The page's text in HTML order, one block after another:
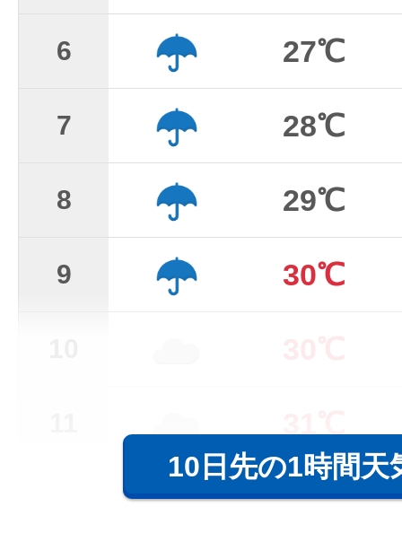
6 27℃
7 28℃
8 29℃
9 30℃
10日先の1時間天